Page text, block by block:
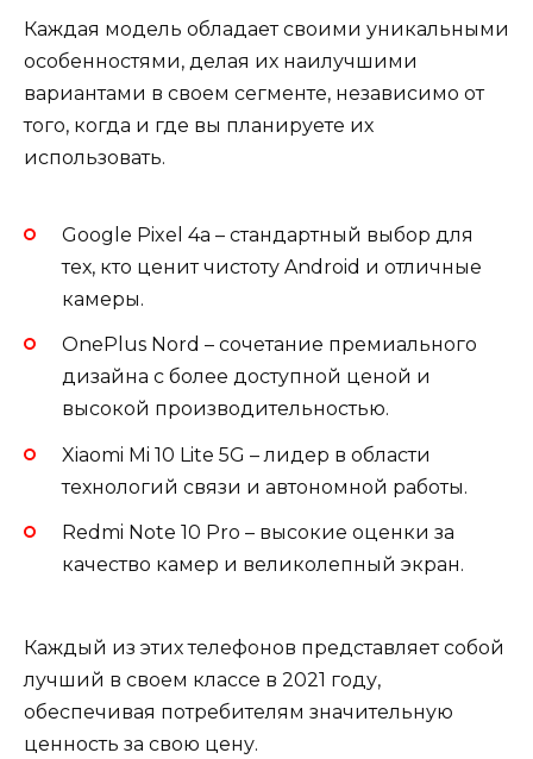
Каждая модель обладает своими уникальными
особенностями, делая их наилучшими
вариантами в своем сегменте, независимо от
того, когда и где вы планируете их
использовать.
Google Pixel 4a – стандартный выбор для
тех, кто ценит чистоту Android и отличные
камеры.
OnePlus Nord – сочетание премиального
дизайна с более доступной ценой и
высокой производительностью.
Xiaomi Mi 10 Lite 5G – лидер в области
технологий связи и автономной работы.
Redmi Note 10 Pro – высокие оценки за
качество камер и великолепный экран.
Каждый из этих телефонов представляет собой
лучший в своем классе в 2021 году,
обеспечивая потребителям значительную
ценность за свою цену.